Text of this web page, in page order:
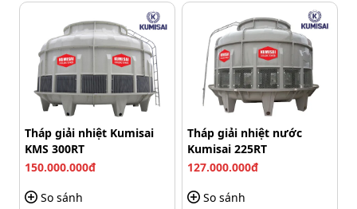
Máy tạo lưu lượng bơm lớn, duy trì hiệu suất ổn định
Motor Teco chuẩn công nghiệp, chạy êm – ít
tiêu hao điện
Máy được trang bị động cơ TECO 4P chất lượng cao,
chuyên dùng cho các hệ thống cấp nước công nghiệp và
đáp ứng tốt yêu cầu làm việc liên tục trong thời gian dài
Tháp giải nhiệt Kumisai
KMS 300RT
150.000.000đ
So sánh
Tháp giải nhiệt nước
Kumisai 225RT
127.000.000đ
So sánh